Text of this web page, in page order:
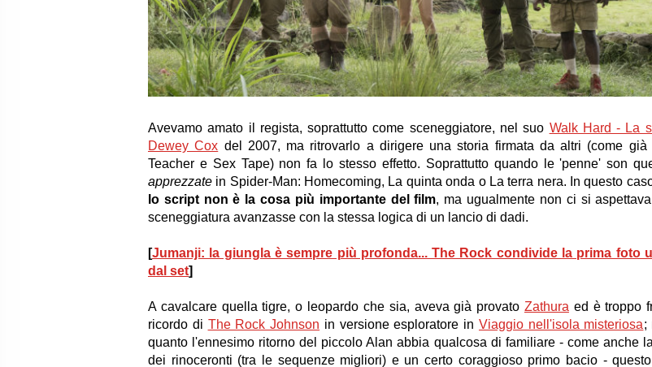
Avevamo amato il regista, soprattutto come sceneggiatore, nel suo Walk Hard - La
Dewey Cox del 2007, ma ritrovarlo a dirigere una storia firmata da altri (come già
Teacher e Sex Tape) non fa lo stesso effetto. Soprattutto quando le 'penne' son
apprezzate in Spider-Man: Homecoming, La quinta onda o La terra nera. In questo
lo script non è la cosa più importante del film, ma ugualmente non ci si
sceneggiatura avanzasse con la stessa logica di un lancio di dadi.
[Jumanji: la giungla è sempre più profonda... The Rock condivide la prima foto
dal set]
A cavalcare quella tigre, o leopardo che sia, aveva già provato Zathura ed è troppo
ricordo di The Rock Johnson in versione esploratore in Viaggio nell'isola misteriosa;
quanto l'ennesimo ritorno del piccolo Alan abbia qualcosa di familiare - come anche
dei rinoceronti (tra le sequenze migliori) e un certo coraggioso primo bacio -